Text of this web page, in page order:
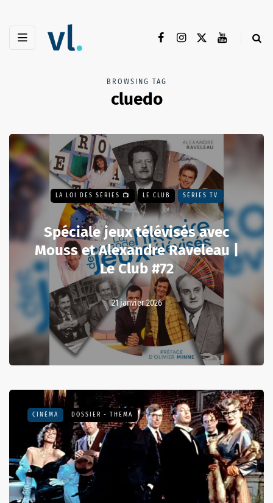
BROWSING TAG
cluedo
LA LOI DES SÉRIES 📺 LE CLUB SÉRIES TV
Spéciale jeux télévisés avec
Mouss et Alexandre Raveleau |
Le Club #72
21 janvier 2026
CINÉMA DOSSIER - THEMA